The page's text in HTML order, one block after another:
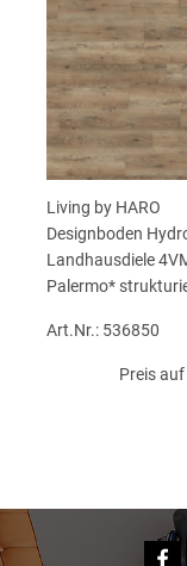
Living by HARO
Designboden
Landhausdiele
Palermo*
Art.Nr.: 536850
Preis